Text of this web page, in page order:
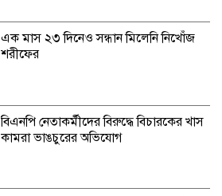
এক মাস ২৩ দিনেও সন্ধান মিলেনি নিখোঁজ
শরীফের
বিএনপি নেতাকর্মীদের বিরুদ্ধে বিচারকের খাস
কামরা ভাঙচুরের অভিযোগ